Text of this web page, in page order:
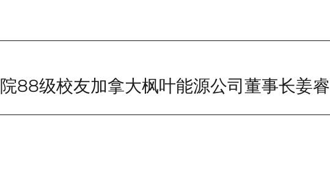
88级校友加拿大枫叶能源公司董事长姜睿